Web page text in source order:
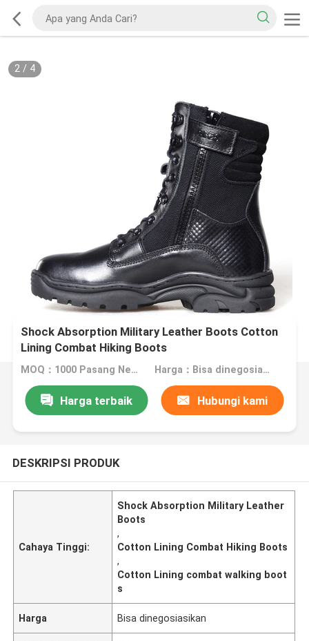
2/ 4
Shock Absorption Military Leather Boots Cotton
Lining Combat Hiking Boots
MOQ：1000 Pasang Nego Harga：Bisa dinegosiasikan
Harga terbaik Hubungi kami
DESKRIPSI PRODUK
Cahaya Tinggi:
Shock Absorption Military Leather
Boots
,
Cotton Lining Combat Hiking Boots
,
Cotton Lining combat walking boot
s
Harga Bisa dinegosiasikan